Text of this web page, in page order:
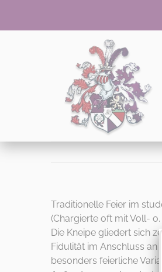
springen
Traditionelle Feier im
(Chargierte oft mit Voll-
Die Kneipe gliedert sich
Fidulität im Anschluss an
besonders feierliche